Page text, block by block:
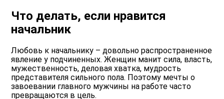
Что делать, если нравится
начальник
Любовь к начальнику – довольно распространенное
явление у подчиненных. Женщин манит сила, власть,
мужественность, деловая хватка, мудрость
представителя сильного пола. Поэтому мечты о
завоевании главного мужчины на работе часто
превращаются в цель.